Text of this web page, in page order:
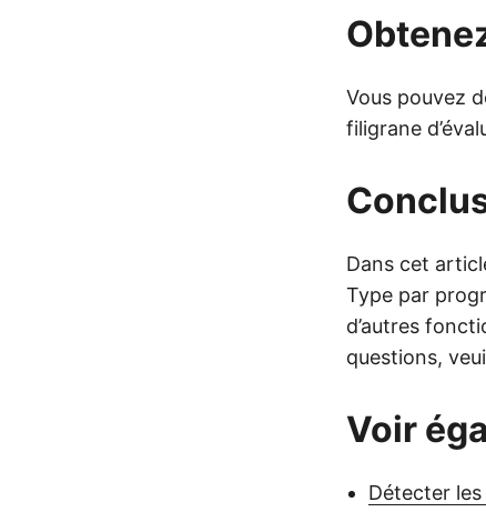
Vous pouvez
filigrane
Dans cet
Type par
d’autres
questions,
Voir
Détecter les